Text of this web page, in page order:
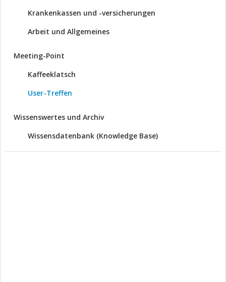
Krankenkassen und -versicherungen
Arbeit und Allgemeines
Meeting-Point
Kaffeeklatsch
User-Treffen
Wissenswertes und Archiv
Wissensdatenbank (Knowledge Base)